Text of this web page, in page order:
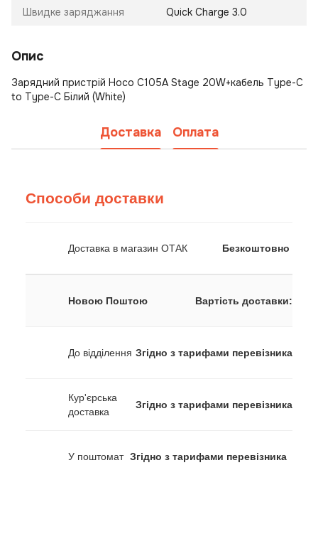
Швидке заряджання Quick Charge 3.0
Опис
Зарядний пристрій Hoco C105A Stage 20W+кабель Type-C
to Type-C Білий (White)
Доставка Оплата
Способи доставки
Доставка в магазин ОТАК Безкоштовно
Новою Поштою Вартість доставки:
До відділення Згідно з тарифами перевізника
Кур'єрська
доставка
Згідно з тарифами перевізника
У поштомат Згідно з тарифами перевізника